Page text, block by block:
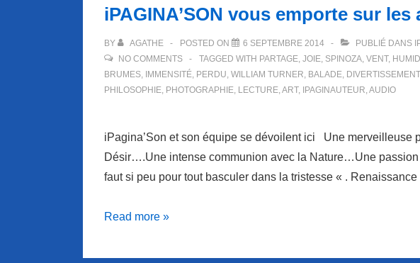
iPAGINA’SON vous emporte sur
BY AGATHE POSTED ON 6 SEPTEMBRE 2014 PUBLIÉ DANS
NO COMMENTS
TAGGED WITH PARTAGE, JOIE, SPINOZA, VENT,
BRUMES, IMMENSITÉ, PERDU, WILLIAM TURNER, BALADE, DIVERTISSEMENT
PHILOSOPHIE, PHOTOGRAPHIE, LECTURE,ART, IPAGINAUTEUR,AUDIO
iPagina’Son et son équipe se dévoilent ici Une merveilleuse
Désir….Une intense communion avec la Nature…Une passion
faut si peu pour tout basculer dans la tristesse « .
iPAGINA’SON
emporte
Read more »